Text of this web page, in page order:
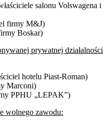
salonu Volswagena i
firmy M&J)
Boskar)
prywatnej działalności
hotelu Piast-Roman)
Marconi)
PPHU „LEPAK”)
wolnego zawodu: